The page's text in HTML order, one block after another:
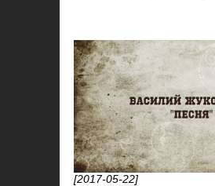
[2017-05-22]